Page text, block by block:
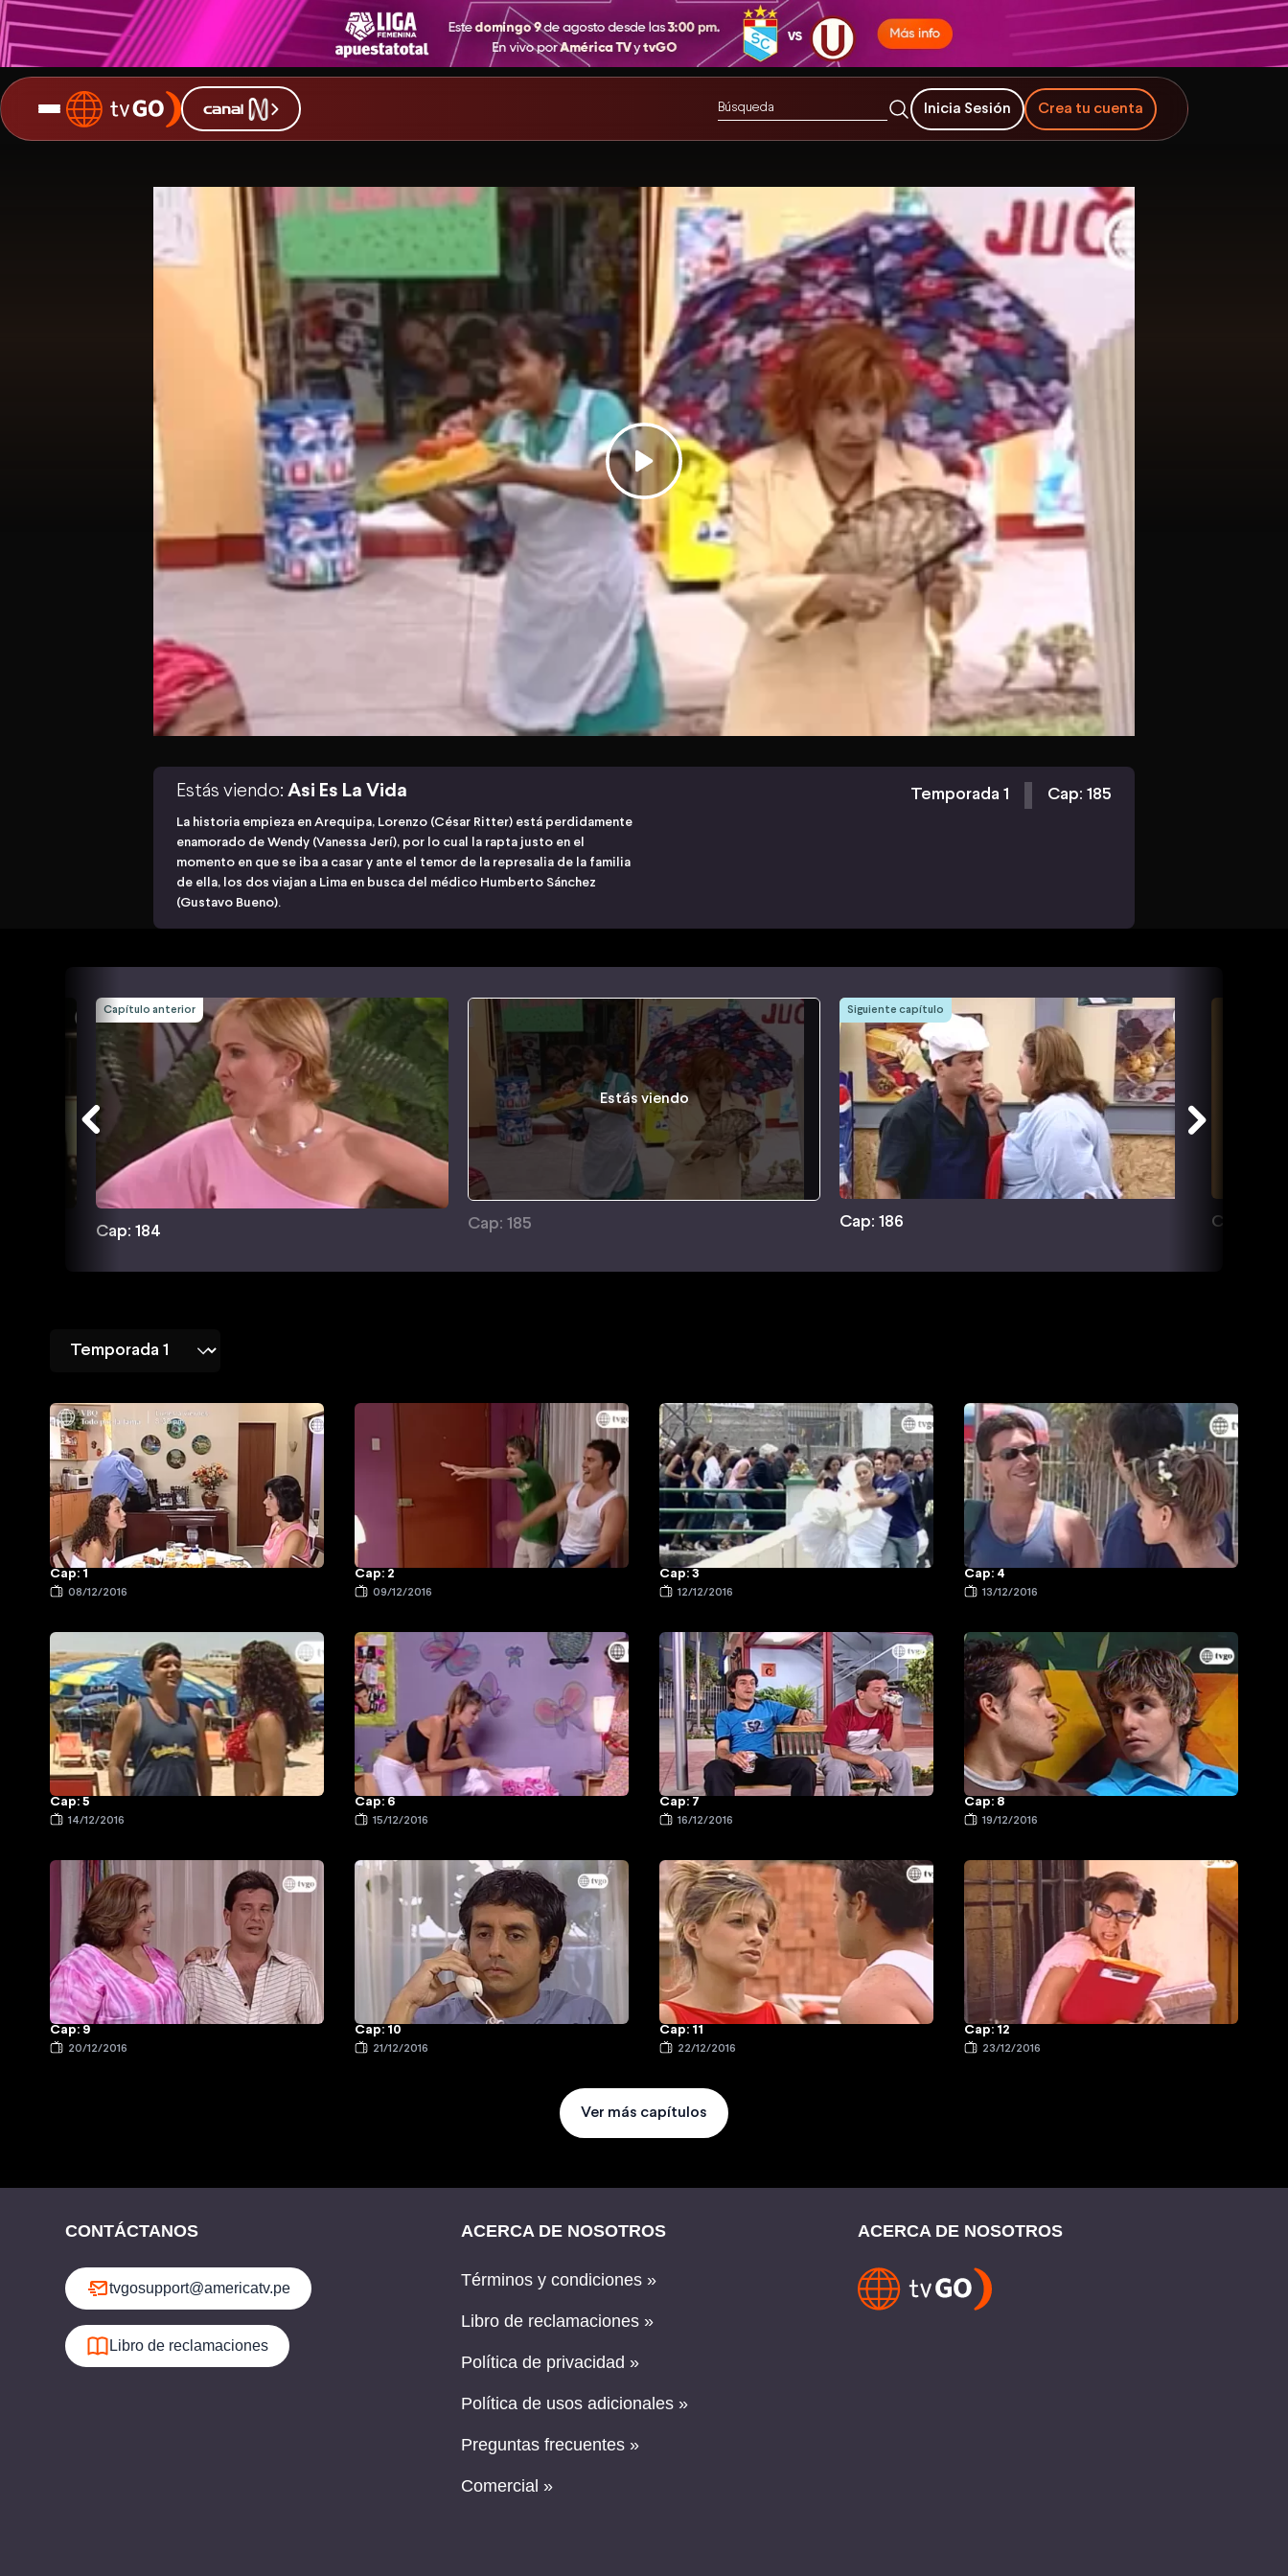
Inicia Sesión Crea tu cuenta
Estás viendo: Asi Es La Vida
La historia empieza en Arequipa, Lorenzo (César Ritter) está perdidamente
enamorado de Wendy (Vanessa Jerí), por lo cual la rapta justo en el
momento en que se iba a casar y ante el temor de la represalia de la familia
de ella, los dos viajan a Lima en busca del médico Humberto Sánchez
(Gustavo Bueno).
Temporada 1 Cap: 185
Capítulo anterior
Cap: 184
Estás viendo
Cap: 185
Siguiente capítulo
Cap: 186 Cap: 187
Cap: 1
08/12/2016
Cap: 2
09/12/2016
Cap: 3
12/12/2016
Cap: 4
13/12/2016
Cap: 5
14/12/2016
Cap: 6
15/12/2016
Cap: 7
16/12/2016
Cap: 8
19/12/2016
Cap: 9
20/12/2016
Cap: 10
21/12/2016
Cap: 11
22/12/2016
Cap: 12
23/12/2016
Ver más capítulos
CONTÁCTANOS
tvgosupport@americatv.pe
Libro de reclamaciones
ACERCA DE NOSOTROS
Términos y condiciones »
Libro de reclamaciones »
Política de privacidad »
Política de usos adicionales »
Preguntas frecuentes »
Comercial »
ACERCA DE NOSOTROS